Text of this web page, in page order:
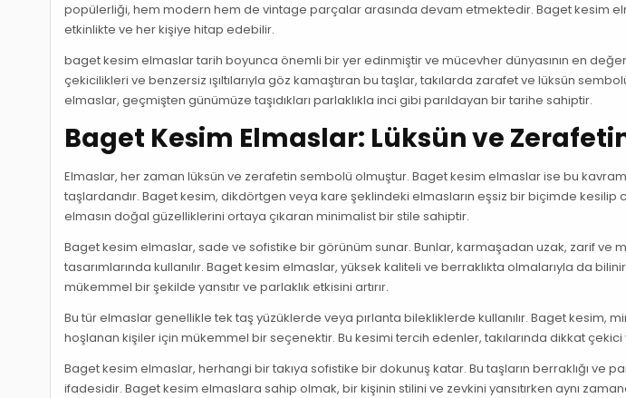
popülerliği, hem modern hem de vintage parçalar arasında devam etmektedir. Baget kesim
etkinlikte ve her kişiye hitap edebilir.
baget kesim elmaslar tarih boyunca önemli bir yer edinmiştir ve mücevher dünyasının en
çekicilikleri ve benzersiz ışıltılarıyla göz kamaştıran bu taşlar, takılarda zarafet ve lüksün
elmaslar, geçmişten günümüze taşıdıkları parlaklıkla inci gibi parıldayan bir tarihe sahiptir.
Baget Kesim Elmaslar: Lüksün ve
Elmaslar, her zaman lüksün ve zerafetin sembolü olmuştur. Baget kesim elmaslar ise bu
taşlardandır. Baget kesim, dikdörtgen veya kare şeklindeki elmasların eşsiz bir biçimde kesilip
elmasın doğal güzelliklerini ortaya çıkaran minimalist bir stile sahiptir.
Baget kesim elmaslar, sade ve sofistike bir görünüm sunar. Bunlar, karmaşadan uzak, zarif ve
tasarımlarında kullanılır. Baget kesim elmaslar, yüksek kaliteli ve berraklıkta olmalarıyla da bilinir.
mükemmel bir şekilde yansıtır ve parlaklık etkisini artırır.
Bu tür elmaslar genellikle tek taş yüzüklerde veya pırlanta bilekliklerde kullanılır. Baget kesim,
hoşlanan kişiler için mükemmel bir seçenektir. Bu kesimi tercih edenler, takılarında dikkat
Baget kesim elmaslar, herhangi bir takıya sofistike bir dokunuş katar. Bu taşların berraklığı ve
ifadesidir. Baget kesim elmaslara sahip olmak, bir kişinin stilini ve zevkini yansıtırken aynı